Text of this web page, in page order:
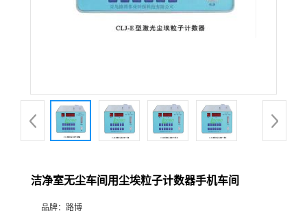
品
厅
洁净室无尘车间用尘埃粒子计数器手机车间
品牌： 路博